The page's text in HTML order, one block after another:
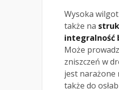
Wysoka
także na
integralność
Może
zniszczeń w
jest narażone
także do